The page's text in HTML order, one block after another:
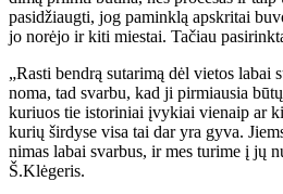
pa­si­džiaug­ti, jog pa­min­klą ap­skri­tai
jo no­rė­jo ir ki­ti mies­tai. Ta­čiau
„Ras­ti ben­drą su­ta­ri­mą dėl vie­tos
no­ma, tad svar­bu, kad ji pir­miau­sia
ku­riuos tie is­to­ri­niai įvy­kiai vie­naip ar
ku­rių šir­dy­se vi­sa tai dar yra gy­va.
ni­mas la­bai svar­bus, ir mes tu­ri­me į jų
Š.Klė­ge­ris.